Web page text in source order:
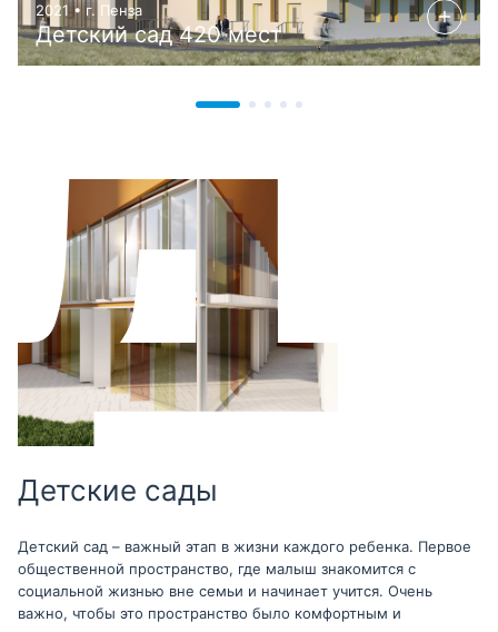
2021 • г. Пенза
Детский сад 420 мест
Детские сады
Детский сад – важный этап в жизни каждого ребенка. Первое
общественной пространство, где малыш знакомится с
социальной жизнью вне семьи и начинает учится. Очень
важно, чтобы это пространство было комфортным и